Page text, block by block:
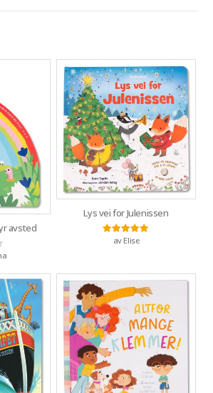
avsted
5
Lys vei for Julenissen
Vurdert5
av Elise